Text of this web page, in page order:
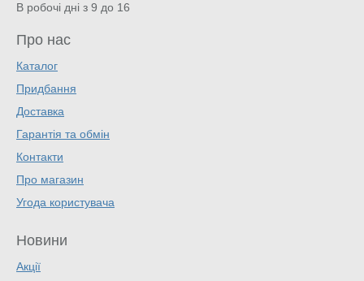
В робочі дні з 9 до 16
Про нас
Каталог
Придбання
Доставка
Гарантія та обмін
Контакти
Про магазин
Угода користувача
Новини
Акції